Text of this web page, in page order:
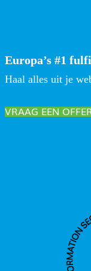
Europa’s #1
Haal alles uit je
VRAAG EEN